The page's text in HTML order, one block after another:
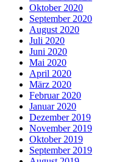
Oktober 2020
September 2020
August 2020
Juli 2020
Juni 2020
Mai 2020
April 2020
März 2020
Februar 2020
Januar 2020
Dezember 2019
November 2019
Oktober 2019
September 2019